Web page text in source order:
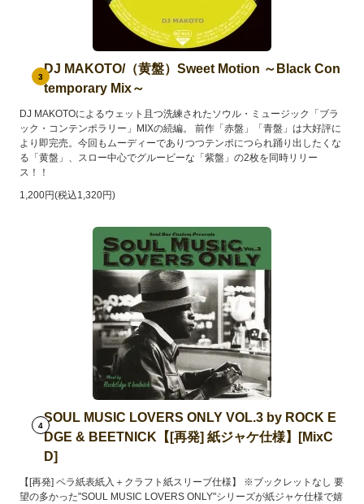
3
DJ MAKOTO/（黄盤）Sweet Motion ～Black Con
temporary Mix～
DJ MAKOTOによるウェット且つ洗練されたソウル・ミュージック「ブラ
ック・コンテンポラリー」MIXの続編。 前作「赤盤」「青盤」は大好評に
より即完売。今回もムーディーでありつつテンポにつられ踊り出したくな
る「黄盤」、スロー中心でグルービーな「紫盤」の2枚を同時リリー
ス！！
1,200円(税込1,320円)
4
SOUL MUSIC LOVERS ONLY VOL.3 by ROCK E
DGE & BEETNICK【[再発] 紙ジャケ仕様】[MixC
D]
【[再発] ペラ紙表紙入＋クラフト紙スリーブ仕様】 ※ブックレットなし 要
望の多かった"SOUL MUSIC LOVERS ONLY"シリーズが紙ジャケ仕様で嬉